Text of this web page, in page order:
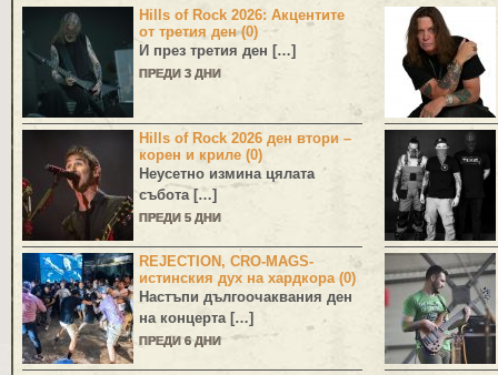
Hills of Rock 2026: Акцентите
от третия ден (0)
И през третия ден […]
ПРЕДИ 3 ДНИ
Hills of Rock 2026 ден втори –
корен и криле (0)
Неусетно измина цялата
събота […]
ПРЕДИ 5 ДНИ
REJECTION, CRO-MAGS-
истинския дух на хардкора (0)
Настъпи дългоочаквания ден
на концерта […]
ПРЕДИ 6 ДНИ